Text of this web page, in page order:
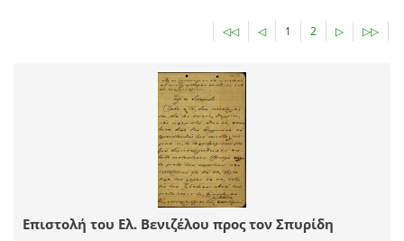
◁◁ ◁ 1 2 ▷ ▷▷
Επιστολή του Ελ. Βενιζέλου προς τον Σπυρίδη